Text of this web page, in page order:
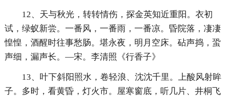
12、天与秋光，转转情伤，探金英知近重阳。衣初
试，绿蚁新尝。一番风，一番雨，一番凉。昏院落，凄凄
惶惶，酒醒时往事愁肠。堪永夜，明月空床。砧声捣，蛩
声细，漏声长。—宋。李清照《行香子》
13、叶下斜阳照水，卷轻浪、沈沈千里。上酸风射眸
子。多时，看黄昏，灯火市。屋寒窗底，听几片、井桐飞